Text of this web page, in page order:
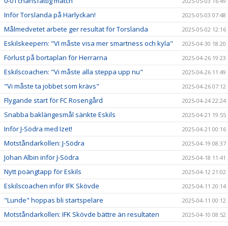
Inför Torslanda på Harlyckan! 2025-05-03 07:48
Målmedvetet arbete ger resultat för Torslanda 2025-05-02 12:16
Eskilskeepern: "VI måste visa mer smartness och kyla" 2025-04-30 18:20
Förlust på bortaplan för Herrarna 2025-04-26 19:23
Eskilscoachen: "Vi måste alla steppa upp nu" 2025-04-26 11:49
"Vi måste ta jobbet som krävs" 2025-04-26 07:12
Flygande start för FC Rosengård 2025-04-24 22:24
Snabba baklängesmål sänkte Eskils 2025-04-21 19:55
Inför J-Södra med Izet! 2025-04-21 00:16
Motståndarkollen: J-Södra 2025-04-19 08:37
Johan Albin inför J-Södra 2025-04-18 11:41
Nytt poängtapp för Eskils 2025-04-12 21:02
Eskilscoachen inför IFK Skövde 2025-04-11 20:14
"Lunde" hoppas bli startspelare 2025-04-11 00:12
Motståndarkollen: IFK Skövde bättre än resultaten 2025-04-10 08:52